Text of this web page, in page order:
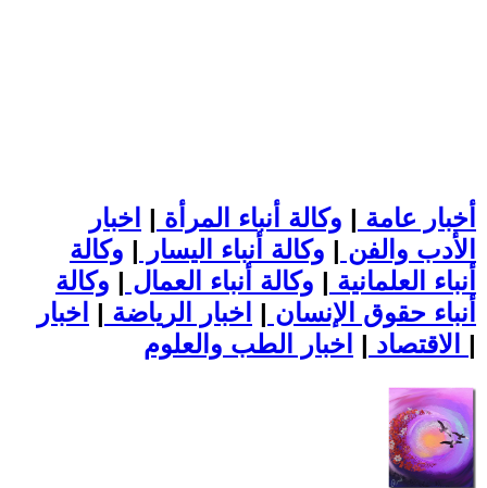
أخبار عامة | وكالة أنباء المرأة | اخبار
الأدب والفن | وكالة أنباء اليسار | وكالة
أنباء العلمانية | وكالة أنباء العمال | وكالة
أنباء حقوق الإنسان | اخبار الرياضة | اخبار
الاقتصاد | |